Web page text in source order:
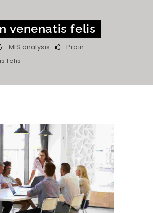
venenatis felis
MIS analysis
Proin
felis